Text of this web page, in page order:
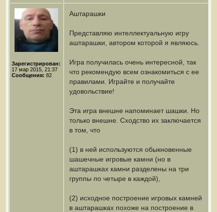
Зарегистрирован:
17 мар 2015, 21:37
Сообщения: 82
Аштарашки
Представляю интеллектуальную игру
аштарашки, автором которой я являюсь.
Игра получилась очень интересной, так
что рекомендую всем ознакомиться с ее
правилами. Играйте и получайте
удовольствие!
Эта игра внешне напоминает шашки. Но
только внешне. Сходство их заключается
в том, что
(1) в ней используются обыкновенные
шашечные игровые камни (но в
аштарашках камни разделены на три
группы по четыре в каждой),
(2) исходное построение игровых камней
в аштарашках похоже на построение в